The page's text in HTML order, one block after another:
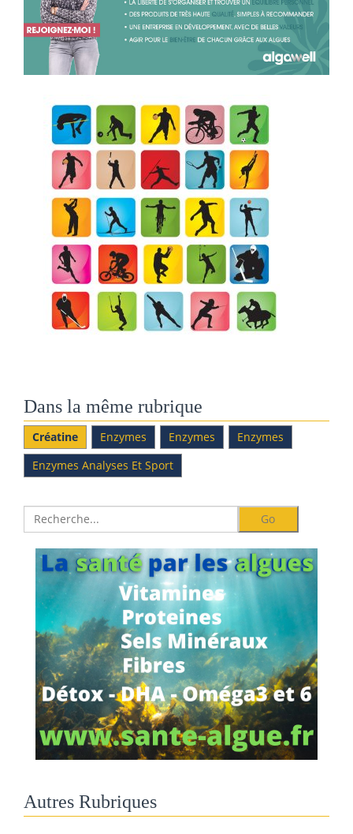
Dans la même rubrique
Créatine Enzymes Enzymes
Enzymes
Enzymes Analyses Et Sport
Autres Rubriques